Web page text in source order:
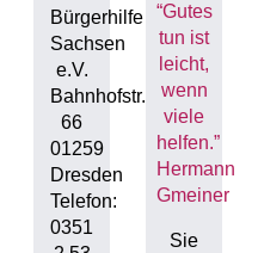
Bürgerhilfe
Sachsen
e.V.
Bahnhofstr.
66
01259
Dresden
Telefon:
0351
“Gutes
tun ist
leicht,
wenn
viele
helfen.”
Hermann
Gmeiner
Sie